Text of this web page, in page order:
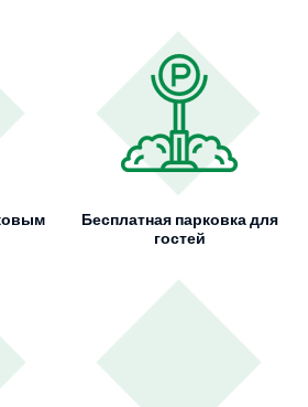
Бесплатная парковка для
гостей